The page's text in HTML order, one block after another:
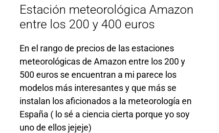
Estación meteorológica Amazon
entre los 200 y 400 euros
En el rango de precios de las estaciones
meteorológicas de Amazon entre los 200 y
500 euros se encuentran a mi parece los
modelos más interesantes y que más se
instalan los aficionados a la meteorología en
España ( lo sé a ciencia cierta porque yo soy
uno de ellos jejeje)